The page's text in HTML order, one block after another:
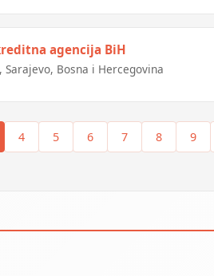
agencija BiH
Sarajevo, Bosna i Hercegovina
4 5 6 7 8 9